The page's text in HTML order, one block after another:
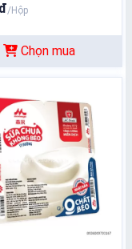
/Hộp
Chọn mua